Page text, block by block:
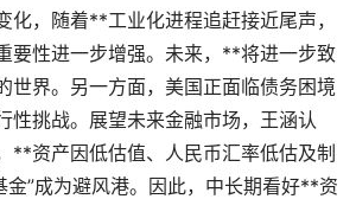
化，随着**工业化进程追赶接近尾声，
要性进一步增强。未来，**将进一步致
世界。另一方面，美国正面临债务困境
性挑战。展望未来金融市场，王涵认
**资产因低估值、人民币汇率低估及制
金”成为避风港。因此，中长期看好**资